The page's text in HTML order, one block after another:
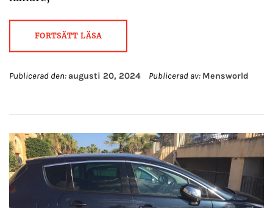
FORTSÄTT LÄSA
Publicerad den: augusti 20, 2024 Publicerad av: Mensworld